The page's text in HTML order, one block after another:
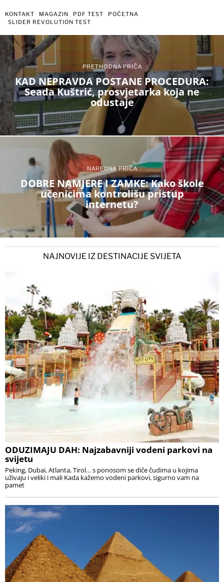
KONTAKT MAGAZIN PDF TEST
POČETNA
SLIDER REVOLUTION TEST
PRETHODNA PRIČA
KAD NEPRAVDA POSTANE PROCEDURA:
Seada Kuštrić, prosvjetarka koja ne
odustaje
NAREDNA PRIČA
DOBRE NAMJERE I ZAMKE: Kako škole
učenicima kontrolišu pristup
internetu?
NAJNOVIJE IZ DESTINACIJE SVIJETA
ODUZIMAJU DAH: Najzabavniji vodeni parkovi na
svijetu
Peking, Dubai, Atlanta, Tirol… s ponosom se diče čudima u kojima
uživaju i veliki i mali Kada kažemo vodeni parkovi, sigurno vam na
pamet